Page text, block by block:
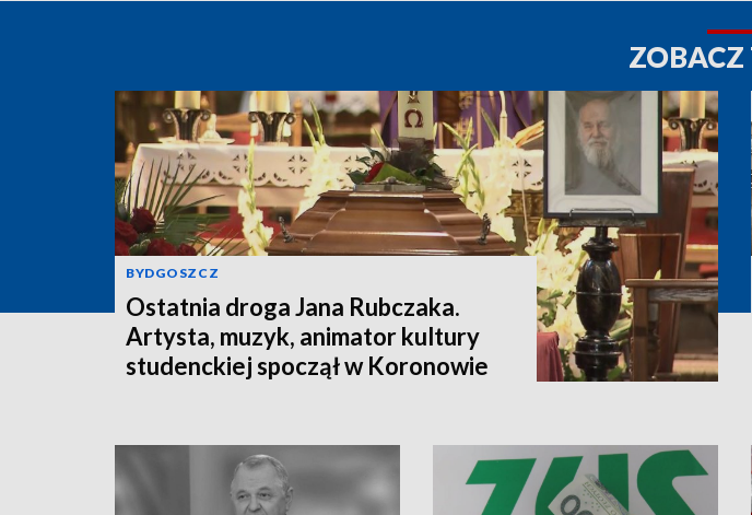
ZOBACZ
BYDGOSZCZ
Ostatnia droga Jana Rubczaka.
Artysta, muzyk, animator kultury
studenckiej spoczął w Koronowie